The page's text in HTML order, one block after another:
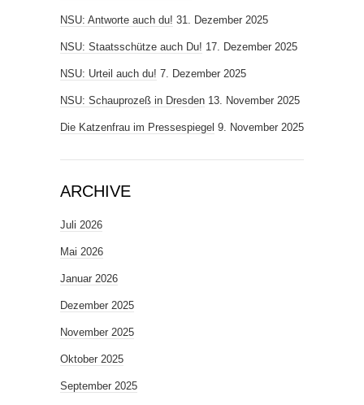
NSU: Antworte auch du! 31. Dezember 2025
NSU: Staatsschütze auch Du! 17. Dezember 2025
NSU: Urteil auch du! 7. Dezember 2025
NSU: Schauprozeß in Dresden 13. November 2025
Die Katzenfrau im Pressespiegel 9. November 2025
ARCHIVE
Juli 2026
Mai 2026
Januar 2026
Dezember 2025
November 2025
Oktober 2025
September 2025